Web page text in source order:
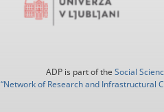
ADP is part of the Social
“Network of Research and Infrastructural